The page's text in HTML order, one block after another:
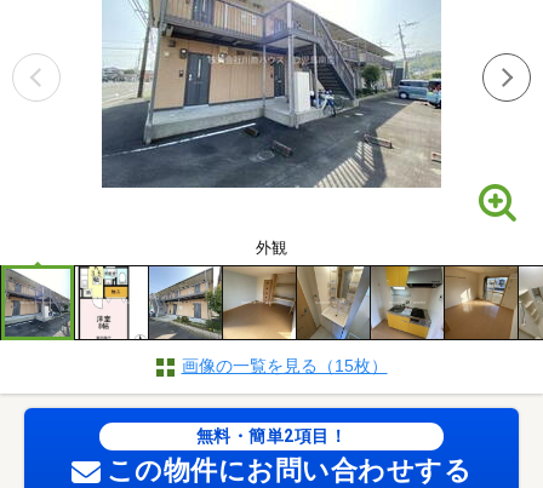
外観
画像の一覧を見る（15枚）
無料・簡単2項目！
この物件にお問い合わせする